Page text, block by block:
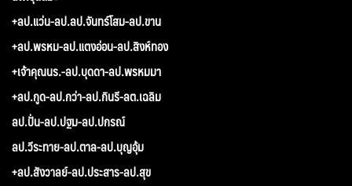
+ลป.แว่น-ลป.ลป.จันทร์โสม-ลป.ขาน
+ลป.พรหม-ลป.แตงอ่อน-ลป.สิงห์ทอง
+เจ้าคุณนร.-ลป.บุดดา-ลป.พรหมมา
+ลป.กูด-ลป.กว่า-ลป.กินรี-ลต.เฉลิม
ลป.ปั่น-ลป.ปฐม-ลป.ปกรณ์
ลป.วีระทาย-ลป.ตาล-ลป.บุญอุ้ม
+ลป.สังวาลย์-ลป.ประสาร-ลป.สุข